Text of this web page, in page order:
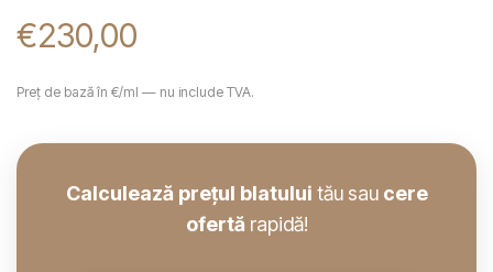
€230,00
Preț de bază în €/ml — nu include TVA.
Calculează prețul blatului tău sau cere
ofertă rapidă!